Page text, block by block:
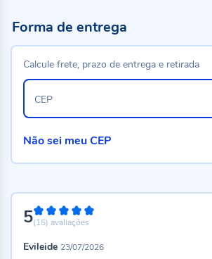
5100%
(15) avaliações
Evileide 23/07/2026
Forma de entrega
Calcule frete, prazo de entrega e retirada
CEP
Não sei meu CEP